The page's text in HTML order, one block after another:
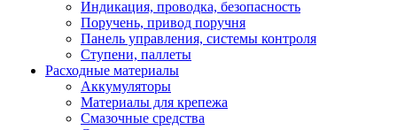
Индикация, проводка, безопасность
Поручень, привод поручня
Панель управления, системы контроля
Ступени, паллеты
Расходные материалы
Аккумуляторы
Материалы для крепежа
Смазочные средства